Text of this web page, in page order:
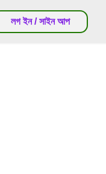
লগ ইন / সাইন আপ